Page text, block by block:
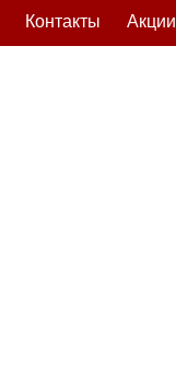
Акции
Контакты